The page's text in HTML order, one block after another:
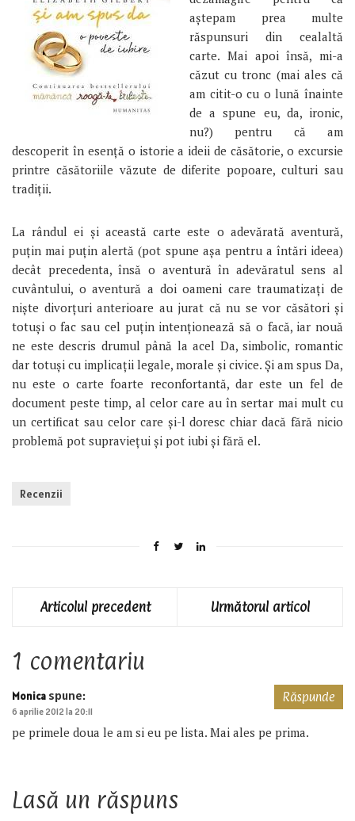
aştepam prea multe
răspunsuri din cealaltă
carte. Mai apoi însă, mi-a
căzut cu tronc (mai ales că
am citit-o cu o lună înainte
de a spune eu, da, ironic,
nu?) pentru că am
descoperit în esenţă o istorie a ideii de căsătorie, o excursie
printre căsătoriile văzute de diferite popoare, culturi sau
tradiţii.
La rândul ei şi această carte este o adevărată aventură,
puţin mai puţin alertă (pot spune aşa pentru a întări ideea)
decât precedenta, însă o aventură în adevăratul sens al
cuvântului, o aventură a doi oameni care traumatizaţi de
nişte divorţuri anterioare au jurat că nu se vor căsători şi
totuşi o fac sau cel puţin intenţionează să o facă, iar nouă
ne este descris drumul până la acel Da, simbolic, romantic
dar totuşi cu implicaţii legale, morale şi civice. Şi am spus Da,
nu este o carte foarte reconfortantă, dar este un fel de
document peste timp, al celor care au în sertar mai mult cu
un certificat sau celor care şi-l doresc chiar dacă fără nicio
problemă pot supravieţui şi pot iubi şi fără el.
Recenzii
Articolul precedent Următorul articol
1 comentariu
Monica spune:
6 aprilie 2012 la 20:11
pe primele doua le am si eu pe lista. Mai ales pe prima.
Răspunde
Lasă un răspuns